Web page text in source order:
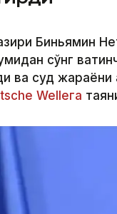
Биньямин
сўнг
ва суд
Welleга